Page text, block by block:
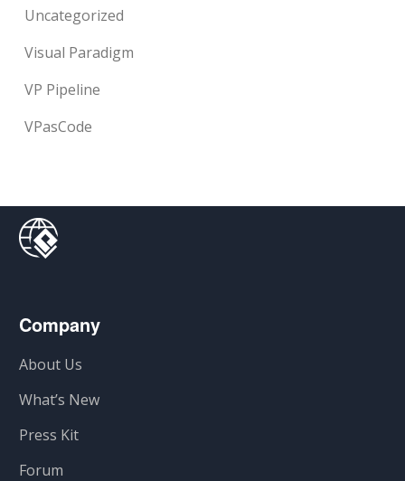
Uncategorized
Visual Paradigm
VP Pipeline
VPasCode
Company
About Us
What’s New
Press Kit
Forum